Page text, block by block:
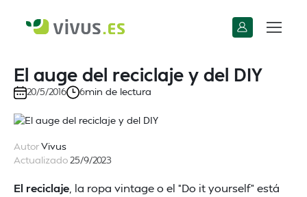
El auge del reciclaje y del DIY
20/5/2016 6min de lectura
AutorVivus
Actualizado25/9/2023
El reciclaje , la ropa vintage o el “Do it yourself” está